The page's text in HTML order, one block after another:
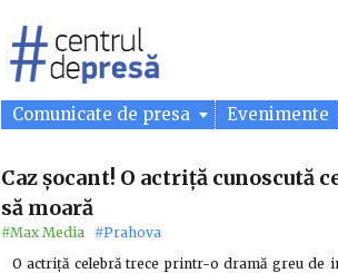
Comunicate de presa Evenimente
Caz șocant! O actriță cunoscută
să moară
#Max Media #Prahova
O actriță celebră trece printr-o dramă greu de